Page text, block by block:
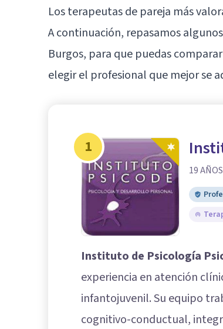
Los terapeutas de pareja más
A continuación, repasamos
Burgos, para que puedas
elegir el profesional que mejor se
1
19
Instituto de Psicología
experiencia en atención
infantojuvenil. Su equipo
cognitivo-conductual,